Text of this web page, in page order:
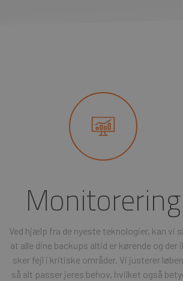
Monitorering
Ved hjælp fra de nyeste teknologier, kan vi
at alle dine backups altid er kørende og der
sker fejl i kritiske områder. Vi justerer
så alt passer jeres behov, hvilket også